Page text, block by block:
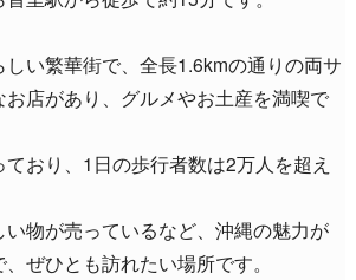
い繁華街で、全長1.6kmの通りの両サ
店があり、グルメやお土産を満喫で
おり、1日の歩行者数は2万人を超え
物が売っているなど、沖縄の魅力が
ぜひとも訪れたい場所です。